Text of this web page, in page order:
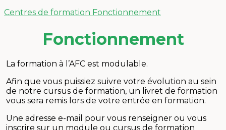
Centres de formation Fonctionnement
Fonctionnement
La formation à l’AFC est modulable.
Afin que vous puissiez suivre votre évolution au sein
de notre cursus de formation, un livret de formation
vous sera remis lors de votre entrée en formation.
Une adresse e-mail pour vous renseigner ou vous
inscrire sur un module ou cursus de formation